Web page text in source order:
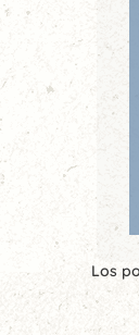
Los